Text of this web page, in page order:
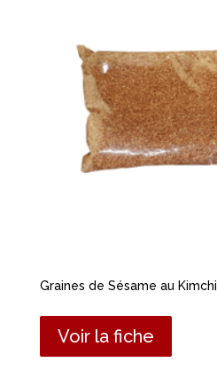
Graines de Sésame au Kimchi
Voir la fiche